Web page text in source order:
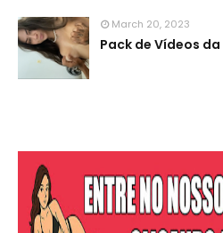
March 20, 2023
Pack de Vídeos